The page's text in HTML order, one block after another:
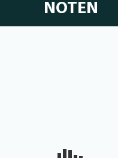
NOTEN